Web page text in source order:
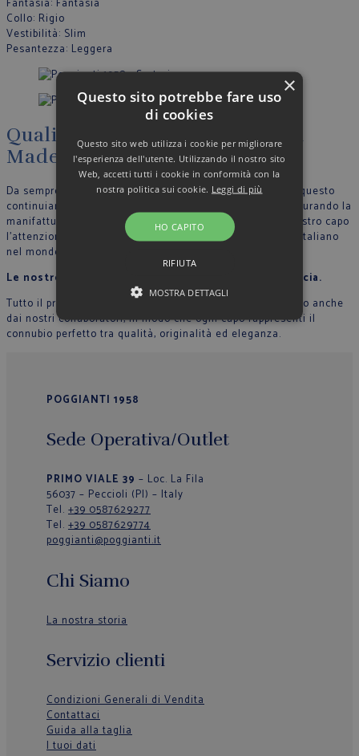
Fantasia: Fantasia
Collo: Rigio
Vestibilità: Slim
Pesantezza: Leggera
Qualità, artigianalità, eleganza
Made in Italy
Da sempre crediamo nella filosofia del Made in Italy, per questo
continuiamo a produrre nel nostro stabilimento in Italia, curando la
manifattura tutte le fase di lavoro e riportando in ogni nostro capo
l’attenzione per il dettaglio che contraddistingue lo stile Italiano
nel mondo.
Le nostre sarte cuciono con mani esperte ogni camicia.
Tutto il processo di lavorazione sartoriale è supervisionato anche
dai nostri collaboratori, in modo che ogni capo rappresenti il
connubio perfetto tra qualità, originalità ed eleganza.
POGGIANTI 1958
Sede Operativa/Outlet
PRIMO VIALE 39 – Loc. La Fila
56037 – Peccioli (PI) – Italy
Tel. +39 0587629277
Tel. +39 0587629774
poggianti@poggianti.it
Chi Siamo
La nostra storia
Servizio clienti
Condizioni Generali di Vendita
Contattaci
Guida alla taglia
I tuoi dati
×
Questo sito potrebbe fare uso
di cookies
Questo sito web utilizza i cookie per migliorare
l'esperienza dell'utente. Utilizzando il nostro sito
Web, accetti tutti i cookie in conformità con la
nostra politica sui cookie. Leggi di più
HO CAPITO
RIFIUTA
MOSTRA DETTAGLI